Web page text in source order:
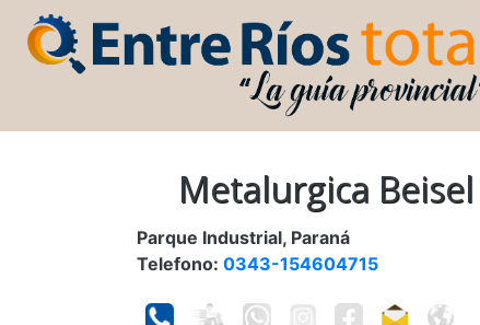
Metalurgica
Parque Industrial, Paraná
Telefono: 0343-154604715